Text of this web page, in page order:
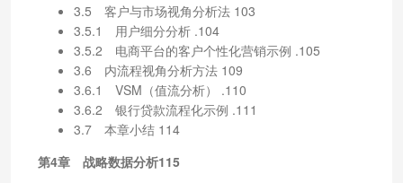
3.5 客户与市场视角分析法 103
3.5.1 用户细分分析 .104
3.5.2 电商平台的客户个性化营销示例 .105
3.6 内流程视角分析方法 109
3.6.1 VSM（值流分析） .110
3.6.2 银行贷款流程化示例 .111
3.7 本章小结 114
第4章 战略数据分析115